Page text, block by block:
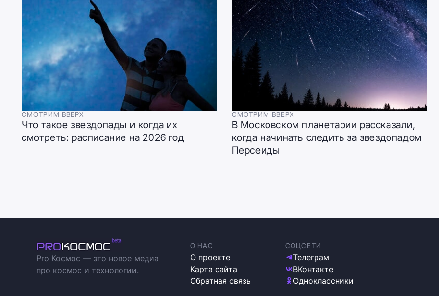
СМОТРИМ ВВЕРХ
Что такое звездопады и когда их
смотреть: расписание на 2026 год
СМОТРИМ ВВЕРХ
В Московском планетарии рассказали,
когда начинать следить за звездопадом
Персеиды
Pro Космос — это новое медиа
про космос и технологии.
О НАС
О проекте
Карта сайта
Обратная связь
СОЦСЕТИ
Телеграм
ВКонтакте
Одноклассники